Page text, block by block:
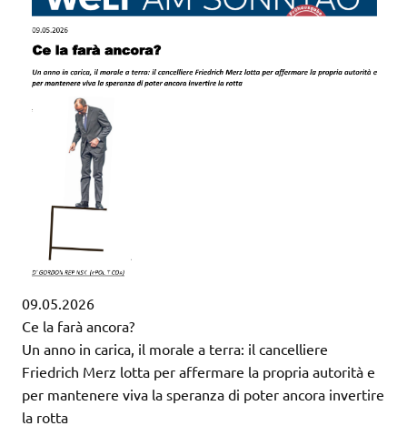
09.05.2026
Ce la farà ancora?
Un anno in carica, il morale a terra: il cancelliere
Friedrich Merz lotta per affermare la propria autorità e
per mantenere viva la speranza di poter ancora invertire
la rotta